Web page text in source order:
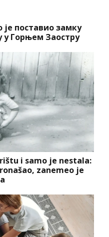
поставио замку
Горњем Заостру
i samo je nestala:
zanemeo je